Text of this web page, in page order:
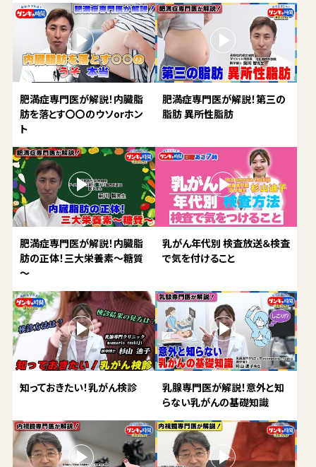
肥満症専門医が解説！内臓脂
肪を落とす〇〇のウソorホン
ト
肥満症専門医が解説！第三の
脂肪 異所性脂肪
肥満症専門医が解説！内臓脂
肪の正体！三大栄養素～糖質
～
乳がん年代別 検査放送＆検査
で気を付けること
知っておきたい！乳がん検診
乳腺専門医が解説！意外と知
らない乳がんの基礎知識